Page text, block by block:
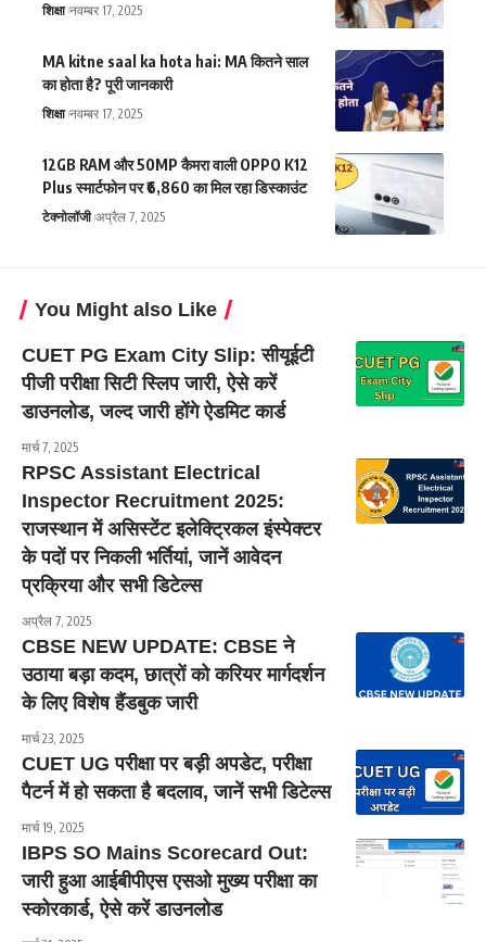
शिक्षा नवम्बर 17, 2025
MA kitne saal ka hota hai: MA कितने साल
का होता है? पूरी जानकारी
शिक्षा नवम्बर 17, 2025
12GB RAM और 50MP कैमरा वाली OPPO K12
Plus स्मार्टफोन पर ₹6,860 का मिल रहा डिस्काउंट
टेक्नोलॉजी अप्रैल 7, 2025
You Might also Like
CUET PG Exam City Slip: सीयूईटी
पीजी परीक्षा सिटी स्लिप जारी, ऐसे करें
डाउनलोड, जल्द जारी होंगे ऐडमिट कार्ड
मार्च 7, 2025
RPSC Assistant Electrical
Inspector Recruitment 2025:
राजस्थान में असिस्टेंट इलेक्ट्रिकल इंस्पेक्टर
के पदों पर निकली भर्तियां, जानें आवेदन
प्रक्रिया और सभी डिटेल्स
अप्रैल 7, 2025
CBSE NEW UPDATE: CBSE ने
उठाया बड़ा कदम, छात्रों को करियर मार्गदर्शन
के लिए विशेष हैंडबुक जारी
मार्च 23, 2025
CUET UG परीक्षा पर बड़ी अपडेट, परीक्षा
पैटर्न में हो सकता है बदलाव, जानें सभी डिटेल्स
मार्च 19, 2025
IBPS SO Mains Scorecard Out:
जारी हुआ आईबीपीएस एसओ मुख्य परीक्षा का
स्कोरकार्ड, ऐसे करें डाउनलोड